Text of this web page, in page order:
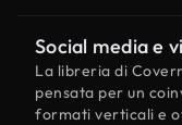
Social media e
La libreria di
pensata per un
formati verticali e